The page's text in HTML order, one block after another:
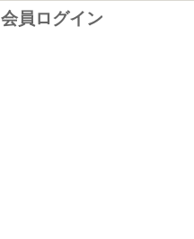
会員ログイン